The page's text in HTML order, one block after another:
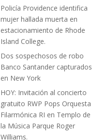
Policía Providence identifica
mujer hallada muerta en
estacionamiento de Rhode
Island College.
Dos sospechosos de robo
Banco Santander capturados
en New York
HOY: Invitación al concierto
gratuito RWP Pops Orquesta
Filarmónica RI en Templo de
la Música Parque Roger
Williams.